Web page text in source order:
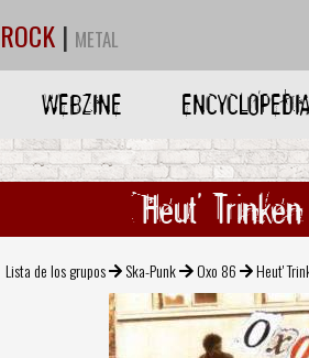
ROCK | METAL
WEBZINE
Heut'
Lista de los grupos Ska-Punk Oxo 86 Heut'